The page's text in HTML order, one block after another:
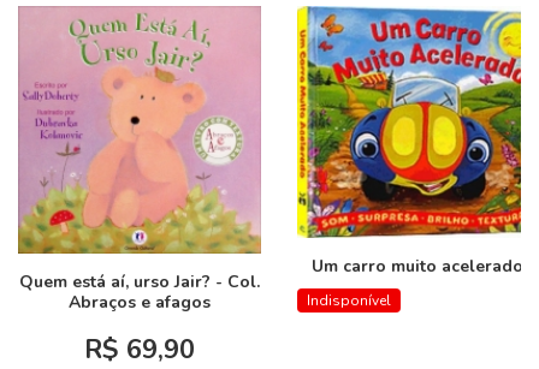
Quem está aí, urso Jair? - Col.
Abraços e afagos
R$ 69,90
Um carro muito acelerado
Indisponível